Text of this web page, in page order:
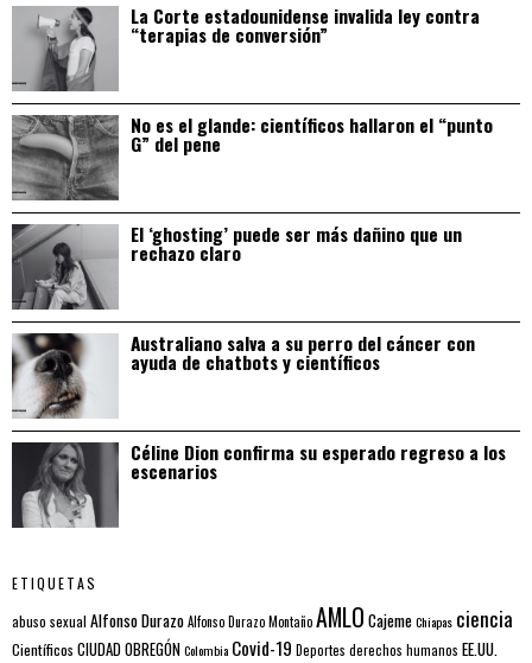
La Corte estadounidense invalida ley contra
“terapias de conversión”
No es el glande: científicos hallaron el “punto
G” del pene
El ‘ghosting’ puede ser más dañino que un
rechazo claro
Australiano salva a su perro del cáncer con
ayuda de chatbots y científicos
Céline Dion confirma su esperado regreso a los
escenarios
ETIQUETAS
abuso sexual Alfonso DurazoAlfonso Durazo MontañoAMLO CajemeChiapas ciencia
Científicos CIUDAD OBREGÓNColombia Covid-19 Deportes derechos humanos EE.UU.